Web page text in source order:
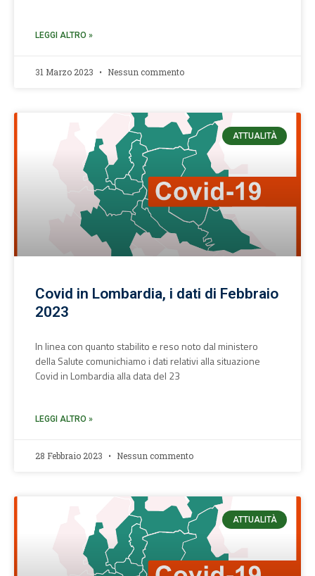
LEGGI ALTRO »
31 Marzo 2023 Nessun commento
ATTUALITÀ
Covid in Lombardia, i dati di Febbraio
2023
In linea con quanto stabilito e reso noto dal ministero
della Salute comunichiamo i dati relativi alla situazione
Covid in Lombardia alla data del 23
LEGGI ALTRO »
28 Febbraio 2023 Nessun commento
ATTUALITÀ